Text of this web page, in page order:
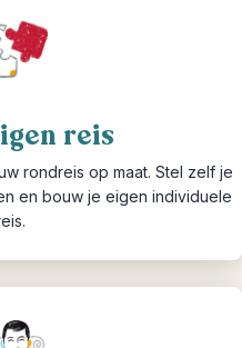
reis
rondreis op maat. Stel zelf je
en bouw je eigen individuele